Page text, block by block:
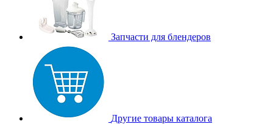
Запчасти для блендеров
Другие товары каталога